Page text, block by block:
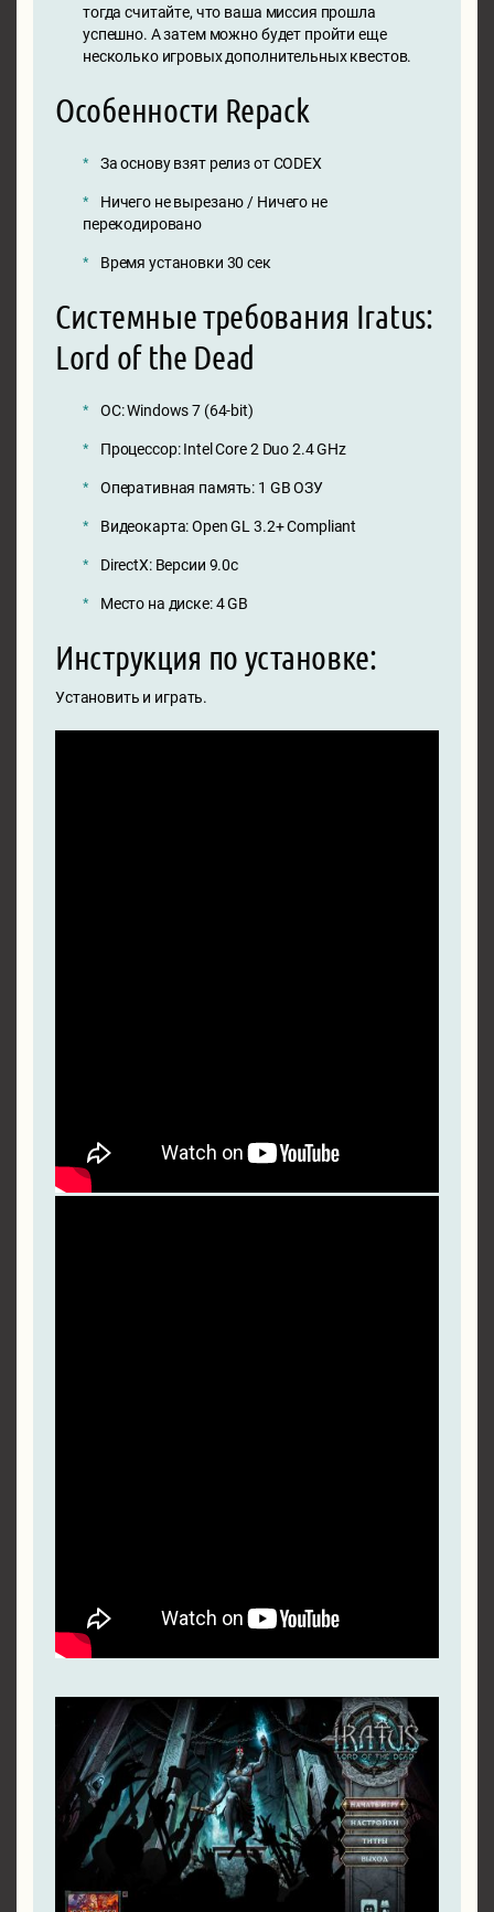
тогда считайте, что ваша миссия прошла
успешно. А затем можно будет пройти еще
несколько игровых дополнительных квестов.
Особенности Repack
За основу взят релиз от CODEX
Ничего не вырезано / Ничего не
перекодировано
Время установки 30 сек
Системные требования Iratus:
Lord of the Dead
ОС: Windows 7 (64-bit)
Процессор: Intel Core 2 Duo 2.4 GHz
Оперативная память: 1 GB ОЗУ
Видеокарта: Open GL 3.2+ Compliant
DirectX: Версии 9.0c
Место на диске: 4 GB
Инструкция по установке:
Установить и играть.